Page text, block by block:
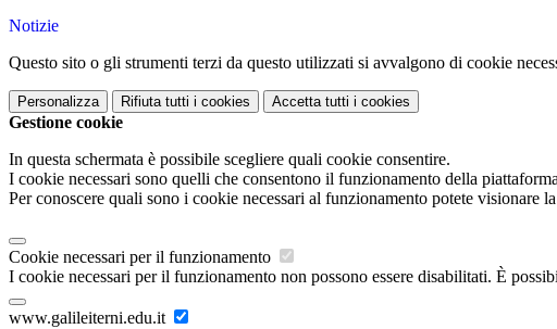
Notizie
Questo sito o gli strumenti terzi da questo utilizzati si avvalgono di cookie
Personalizza Rifiuta tutti i cookies Accetta tutti i cookies
Gestione cookie
In questa schermata è possibile scegliere quali cookie consentire.
I cookie necessari sono quelli che consentono il funzionamento della
Per conoscere quali sono i cookie necessari al funzionamento potete visionare la
Cookie necessari per il funzionamento
I cookie necessari per il funzionamento non possono essere disabilitati. È
www.galileiterni.edu.it